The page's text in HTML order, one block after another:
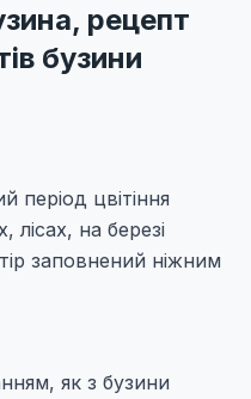
рецепт
бузини
період цвітіння
лісах, на березі
заповнений ніжним
як з бузини